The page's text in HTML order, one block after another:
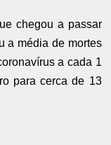
chegou a passar
a média de mortes
a cada 1
para cerca de 13